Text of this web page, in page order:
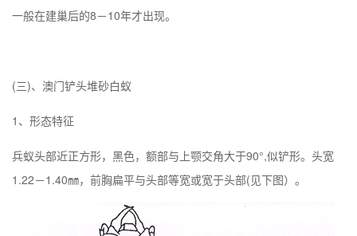
一般在建巢后的8－10年才出现。
(三)、 澳门铲头堆砂白蚁
1、形态特征
兵蚁头部近正方形，黑色，额部与上颚交角大于90°,似铲形。头宽
1.22－1.40㎜，前胸扁平与头部等宽或宽于头部(见下图）。